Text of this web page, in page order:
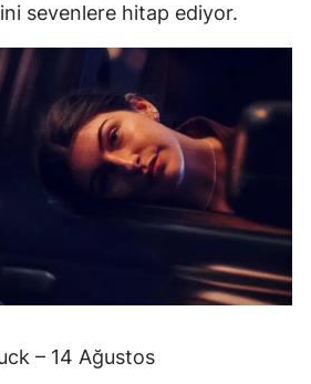
sevenlere hitap ediyor.
– 14 Ağustos